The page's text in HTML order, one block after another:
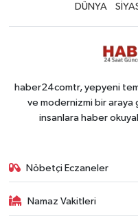
DÜNYA
haber24comtr, yepyeni
ve modernizmi bir araya
insanlara haber
Nöbetçi Eczaneler
Namaz Vakitleri